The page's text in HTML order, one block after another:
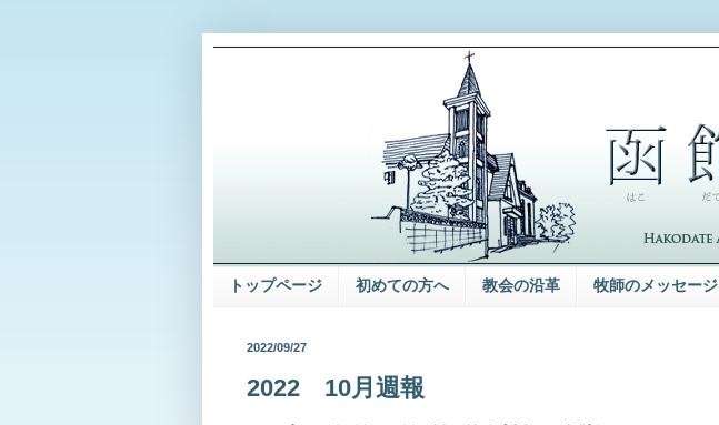
トップページ 初めての方へ 教会の沿革 牧師のメッセージ
2022/09/27
2022 10月週報